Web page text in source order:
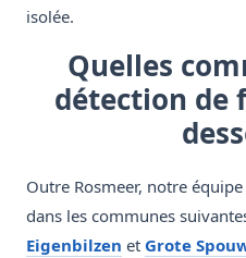
isolée.
Quelles
détection de
Outre Rosmeer, notre
dans les communes
Eigenbilzen et Grote